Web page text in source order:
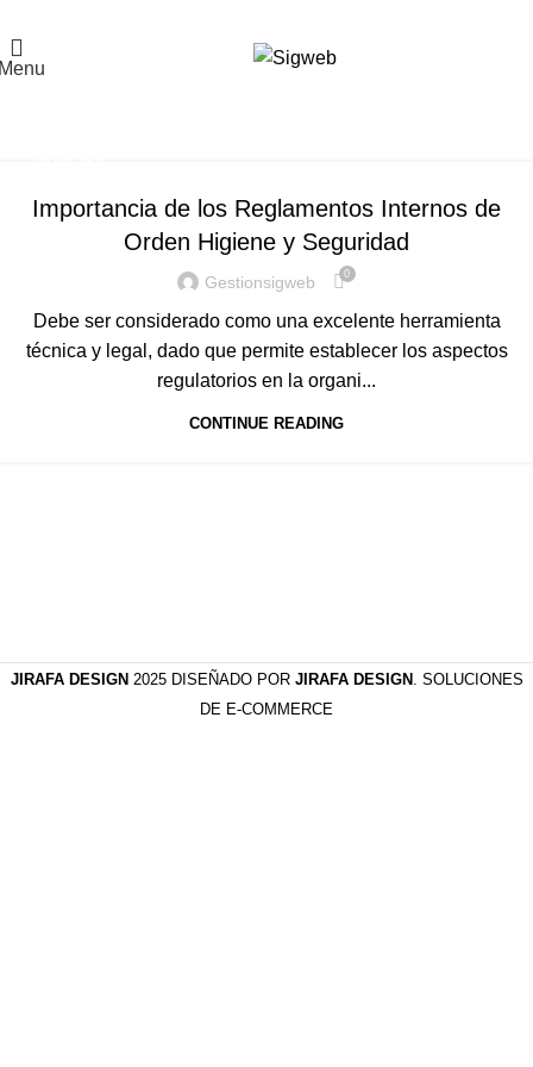
Importancia de los Reglamentos Internos de
Orden Higiene y Seguridad
Gestionsigweb 0
Debe ser considerado como una excelente herramienta
técnica y legal, dado que permite establecer los aspectos
regulatorios en la organi...
CONTINUE READING
JIRAFA DESIGN 2025 DISEÑADO POR JIRAFA DESIGN . SOLUCIONES
DE E-COMMERCE